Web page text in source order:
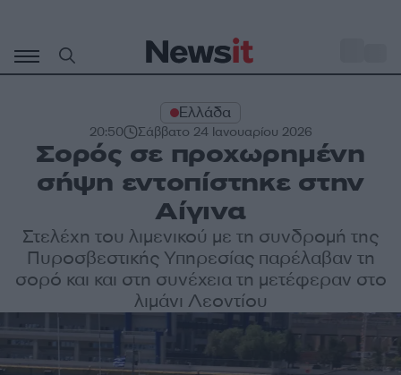
περιεχόμενο
Ελλάδα
20:50 Σάββατο 24 Ιανουαρίου 2026
Σορός σε προχωρημένη
σήψη εντοπίστηκε στην
Αίγινα
Στελέχη του λιμενικού με τη συνδρομή της
Πυροσβεστικής Υπηρεσίας παρέλαβαν τη
σορό και και στη συνέχεια τη μετέφεραν στο
λιμάνι Λεοντίου